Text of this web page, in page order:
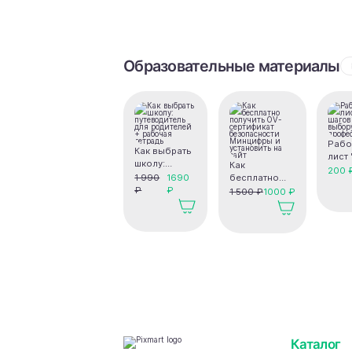
Образовательные материалы
Как выбрать
школу:
путеводитель
для
родителей +
1 990
₽
1690
₽
Как
бесплатно
получить OV-
сертификат
безопасности
1 500 ₽1000 ₽
лист
200
Каталог